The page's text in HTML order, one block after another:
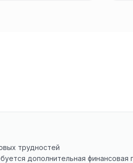
трудностей
дополнительная